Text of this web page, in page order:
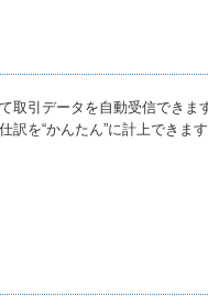
取引データを自動受信できます
を“かんたん”に計上できます